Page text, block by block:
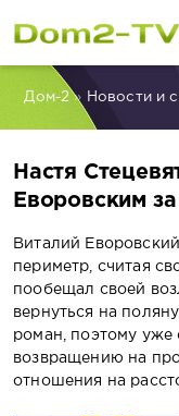
Дом-2» Новости и
Настя
Еворовским
Виталий
периметр, считая
пообещал своей
вернуться на
роман, поэтому уже
возвращению на
отношения на